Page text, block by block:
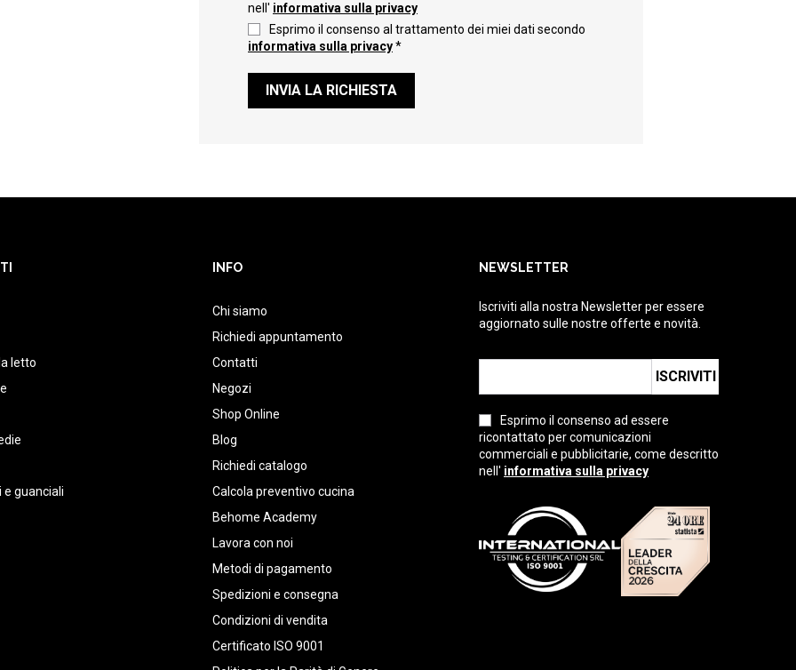
nell' informativa sulla privacy
Esprimo il consenso al trattamento dei miei dati secondo
informativa sulla privacy*
INVIA LA RICHIESTA
letto
e guanciali
INFO
Chi siamo
Richiedi appuntamento
Contatti
Negozi
Shop Online
Blog
Richiedi catalogo
Calcola preventivo cucina
Behome Academy
Lavora con noi
Metodi di pagamento
Spedizioni e consegna
Condizioni di vendita
Certificato ISO 9001
NEWSLETTER
Iscriviti alla nostra Newsletter per essere
aggiornato sulle nostre offerte e novità.
ISCRIVITI
Esprimo il consenso ad essere
ricontattato per comunicazioni
commerciali e pubblicitarie, come descritto
nell' informativa sulla privacy